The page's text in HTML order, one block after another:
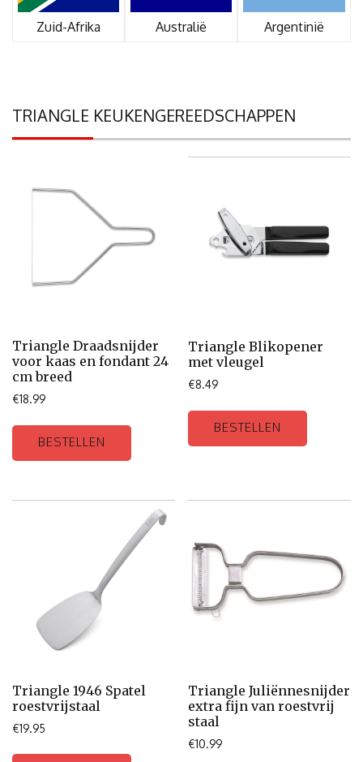
Zuid-Afrika Australië Argentinië
TRIANGLE KEUKENGEREEDSCHAPPEN
Triangle Draadsnijder
voor kaas en fondant 24
cm breed
€18.99
BESTELLEN
Triangle Blikopener
met vleugel
€8.49
BESTELLEN
Triangle 1946 Spatel
roestvrijstaal
€19.95
Triangle Juliënnesnijder
extra fijn van roestvrij
staal
€10.99